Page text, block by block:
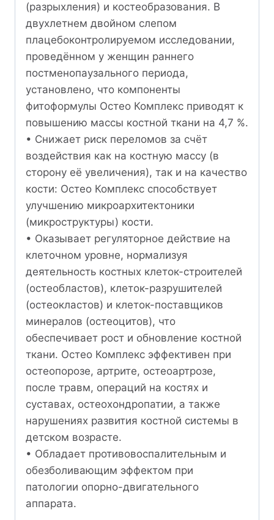
(разрыхления) и костеобразования. В
двухлетнем двойном слепом
плацебоконтролируемом исследовании,
проведённом у женщин раннего
постменопаузального периода,
установлено, что компоненты
фитоформулы Остео Комплекс приводят к
повышению массы костной ткани на 4,7 %.
• Снижает риск переломов за счёт
воздействия как на костную массу (в
сторону её увеличения), так и на качество
кости: Остео Комплекс способствует
улучшению микроархитектоники
(микроструктуры) кости.
• Оказывает регуляторное действие на
клеточном уровне, нормализуя
деятельность костных клеток-строителей
(остеобластов), клеток-разрушителей
(остеокластов) и клеток-поставщиков
минералов (остеоцитов), что
обеспечивает рост и обновление костной
ткани. Остео Комплекс эффективен при
остеопорозе, артрите, остеоартрозе,
после травм, операций на костях и
суставах, остеохондропатии, а также
нарушениях развития костной системы в
детском возрасте.
• Обладает противовоспалительным и
обезболивающим эффектом при
патологии опорно-двигательного
аппарата.